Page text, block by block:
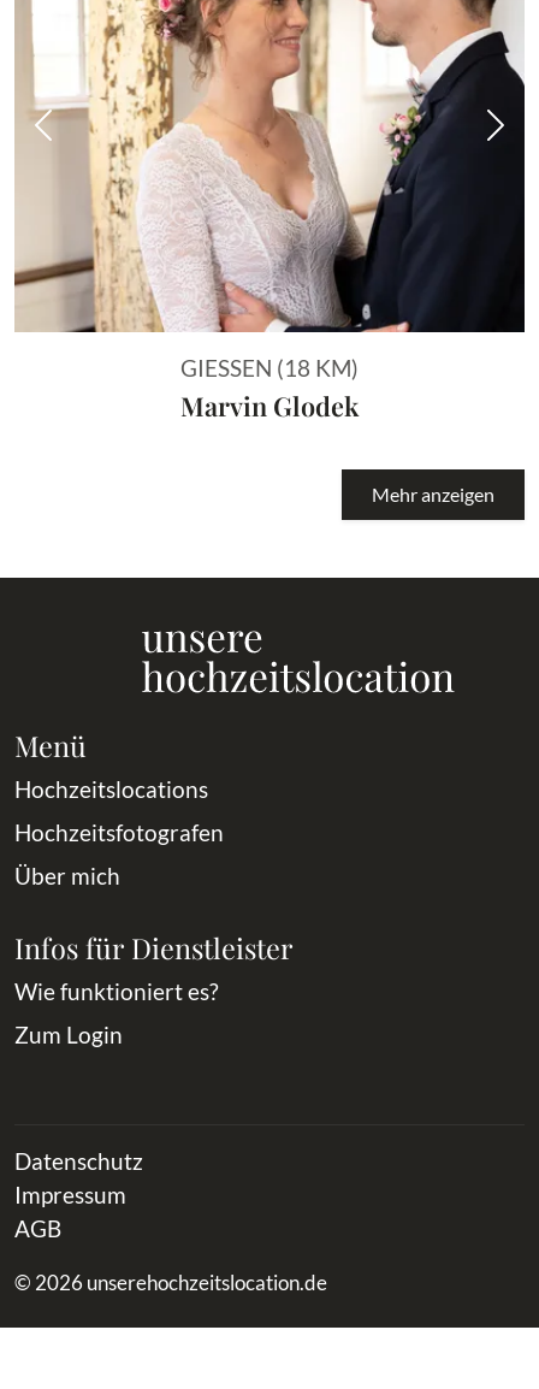
Vorheriges Bild
GIESSEN (18 KM)
Marvin Glodek
Mehr anzeigen
Menü
Hochzeitslocations
Hochzeitsfotografen
Über mich
Infos für Dienstleister
Wie funktioniert es?
Zum Login
Datenschutz
Impressum
AGB
© 2026 unserehochzeitslocation.de